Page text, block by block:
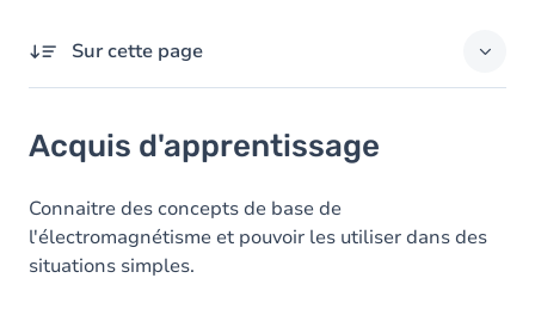
Sur cette page
Objectifs
Contenu
Table des matières
Acquis d'apprentissage
Connaitre des concepts de base de
l'électromagnétisme et pouvoir les utiliser dans des
situations simples.